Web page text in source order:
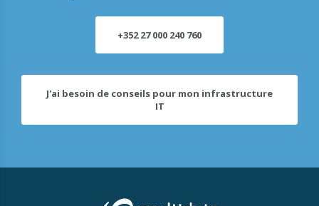
+352 27 000 240 760
J'ai besoin de conseils pour mon infrastructure
IT